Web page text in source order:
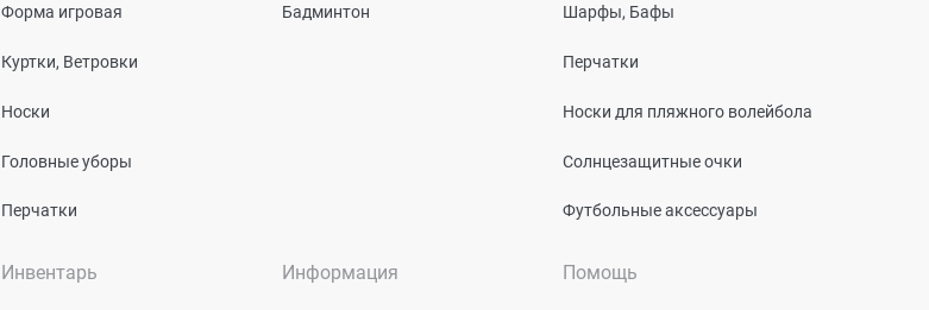
Форма игровая
Куртки, Ветровки
Носки
Головные уборы
Перчатки
Бадминтон Шарфы, Бафы
Перчатки
Носки для пляжного волейбола
Солнцезащитные очки
Футбольные аксессуары
Инвентарь Информация Помощь